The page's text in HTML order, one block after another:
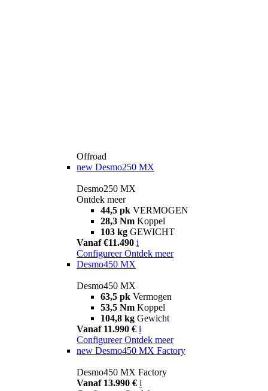
Offroad
new Desmo250 MX
Desmo250 MX
Ontdek meer
44,5 pk VERMOGEN
28,3 Nm Koppel
103 kg GEWICHT
Vanaf €11.490 i
Configureer Ontdek meer
Desmo450 MX
Desmo450 MX
63,5 pk Vermogen
53,5 Nm Koppel
104,8 kg Gewicht
Vanaf 11.990 € i
Configureer Ontdek meer
new Desmo450 MX Factory
Desmo450 MX Factory
Vanaf 13.990 € i